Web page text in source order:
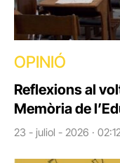
OPINIÓ
Reflexions al
Memòria de
23 - juliol - 2026 ·